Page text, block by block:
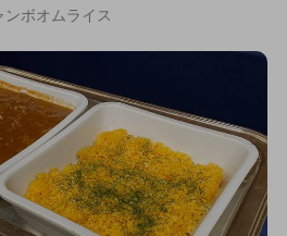
ンボオムライス